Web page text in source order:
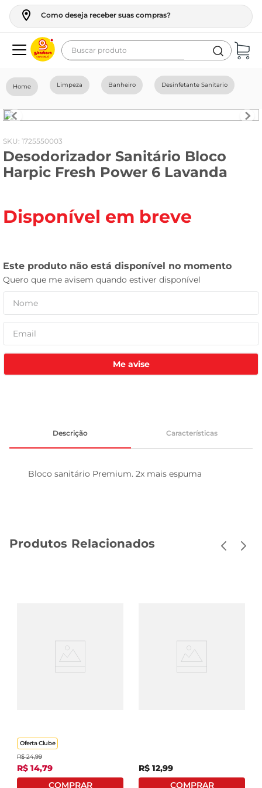
Como deseja receber suas compras?
Buscar produto
Limpeza Banheiro Desinfetante Sanitario
: 1725550003
Desodorizador Sanitário Bloco
Harpic Fresh Power 6 Lavanda
Disponível em breve
Me avise
Descrição Características
Bloco sanitário Premium. 2x mais espuma
Produtos Relacionados
Oferta Clube
R$ 24,99
R$ 14,79 R$ 12,99
geladeira
fogao
café
cerveja
leite
tv